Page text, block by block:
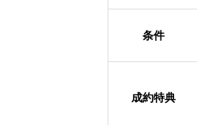
条件
成約特典